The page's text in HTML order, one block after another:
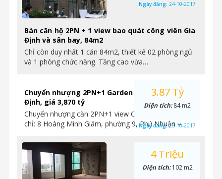
Bán căn hộ 2PN + 1 view bao quát công viên Gia
Định và sân bay, 84m2
Chỉ còn duy nhất 1 căn 84m2, thiết kế 02 phòng ngủ
và 1 phòng chức năng. Tầng cao vừa…
Ngày đăng: 24-10-2017
Chuyển nhượng 2PN+1 Garden Gate view CV Gia
Định, giá 3,870 tỷ
Chuyển nhượng căn 2PN+1 view CV Gia Định, – Địa
chỉ: 8 Hoàng Minh Giám, phường 9, Phú Nhuận –…
3.87 Tỷ
Diện tích:84 m2
Ngày đăng:23-10-2017
4 Triệu
Diện tích:102 m2